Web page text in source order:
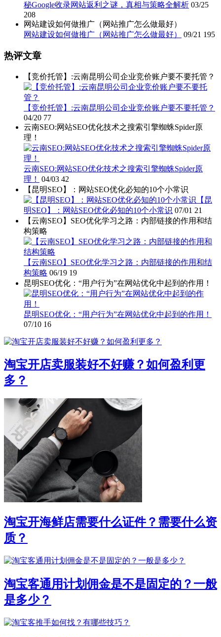
秘Google收录网站返利之谜，真相与策略全解析 03/25
208
网站建设如何做推广（网站推广怎么做最好）
网站建设如何做推广（网站推广怎么做最好）
09/21 195
热评文章
【竞价托管】:云南昆明公司企业竞价账户要不要托管？
【竞价托管】:云南昆明公司企业竞价账户要不要托管？
04/20 77
云南SEO:网站SEO优化技术之搜索引擎蜘蛛Spider原
理！
云南SEO:网站SEO优化技术之搜索引擎蜘蛛Spider原
理！
04/03 42
【昆明SEO】：网站SEO优化必知的10个小常识
【昆
明SEO】：网站SEO优化必知的10个小常识 07/01 21
【云南SEO】SEO优化学习之路：内部链接的作用和结
构策略
【云南SEO】SEO优化学习之路：内部链接的作用和结
构策略 06/19 19
昆明SEO优化：“用户行为”在网站优化中起到的作用！
昆明SEO优化：“用户行为”在网站优化中起到的作用！
07/10 16
淘宝开店卖服装好不好赚？如何盈利更
多？
淘宝开海鲜店需要什么证件？需要什么资
质？
淘宝客通用计划佣金是不是固定的？一般
是多少？